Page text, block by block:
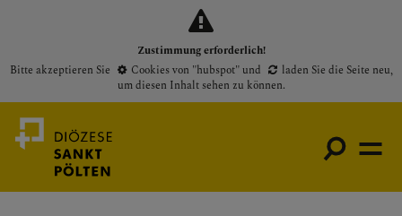
Zustimmung erforderlich!
Bitte akzeptieren Sie
Cookies von "hubspot"und laden Sie die Seite neu,
um diesen Inhalt sehen zu können.